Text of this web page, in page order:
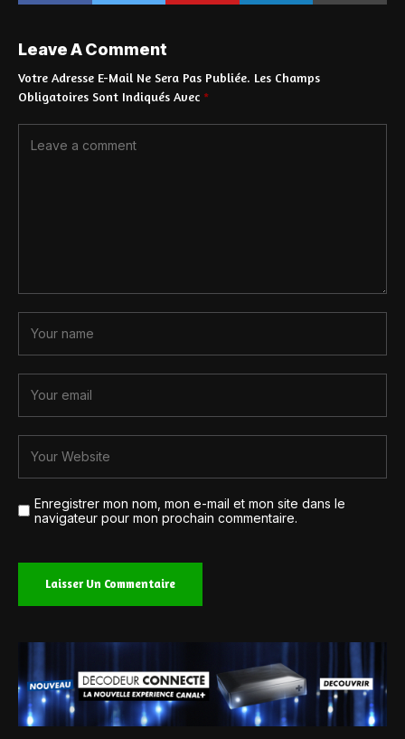
Leave A Comment
Votre Adresse E-Mail Ne Sera Pas Publiée. Les Champs
Obligatoires Sont Indiqués Avec *
Enregistrer mon nom, mon e-mail et mon site dans le
navigateur pour mon prochain commentaire.